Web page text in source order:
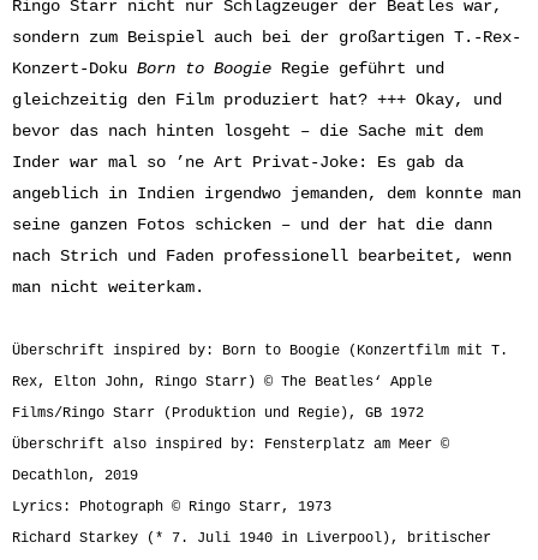
Ringo Starr nicht nur Schlagzeuger der Beatles war,
sondern zum Beispiel auch bei der großartigen T.-Rex-
Konzert-Doku Born to Boogie Regie geführt und
gleichzeitig den Film produziert hat? +++ Okay, und
bevor das nach hinten losgeht – die Sache mit dem
Inder war mal so ’ne Art Privat-Joke: Es gab da
angeblich in Indien irgendwo jemanden, dem konnte man
seine ganzen Fotos schicken – und der hat die dann
nach Strich und Faden professionell bearbeitet, wenn
man nicht weiterkam.
Überschrift inspired by: Born to Boogie (Konzertfilm mit T.
Rex, Elton John, Ringo Starr) © The Beatles‘ Apple
Films/Ringo Starr (Produktion und Regie), GB 1972
Überschrift also inspired by: Fensterplatz am Meer ©
Decathlon, 2019
Lyrics: Photograph © Ringo Starr, 1973
Richard Starkey (* 7. Juli 1940 in Liverpool), britischer